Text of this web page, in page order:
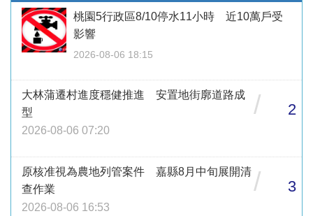
桃園5行政區8/10停水11小時 近10萬戶受
影響
2026-08-06 18:15
大林蒲遷村進度穩健推進 安置地街廓道路成
型
2026-08-06 07:20
/ 2
原核准視為農地列管案件 嘉縣8月中旬展開清
查作業
2026-08-06 16:53
/ 3